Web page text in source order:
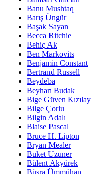
Banu Mushtaq
Barış Üngür
Başak Sayan
Becca Ritchie
Behiç Ak
Ben Markovits
Benjamin Constant
Bertrand Russell
Beydeba
Beyhan Budak
Bige Güven Kızılay
Bilge Çorlu
Bilgin Adalı
Blaise Pascal
Bruce H. Lipton
Bryan Mealer
Buket Uzuner
Bülent Akyürek